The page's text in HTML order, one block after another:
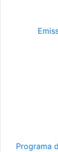
Programa